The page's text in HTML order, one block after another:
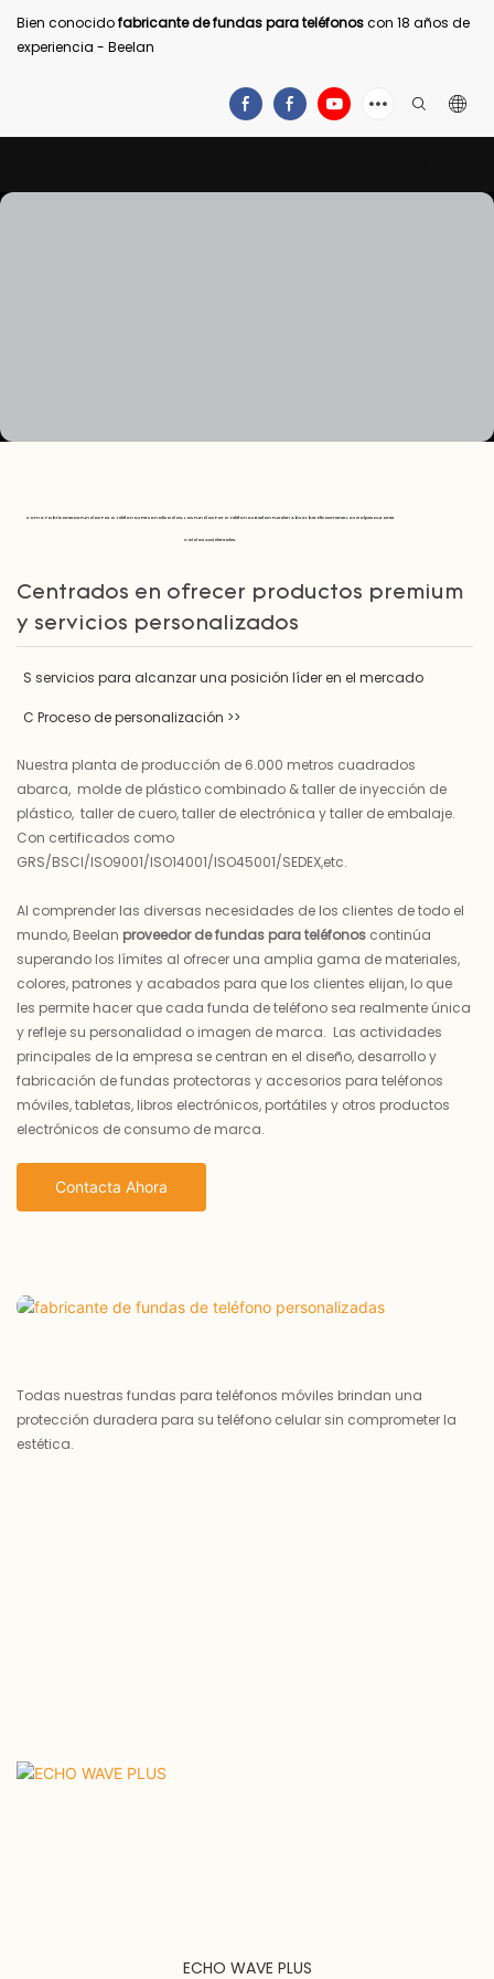
Bien conocidofabricante de fundas para teléfonoscon 18 años de
experiencia - Beelan
Como Fabricante De Fundas Para Teléfonos Personalizadas, Las Fundas Para Teléfonos Beelan Pueden Absorber Eficazmente Los Golpes Durante
Caídas Accidentales.
Centrados en ofrecer productos premium
y servicios personalizados
S servicios para alcanzar una posición líder en el mercado
C Proceso de personalización >>
Nuestra planta de producción de 6.000 metros cuadrados
abarca, molde de plástico combinado & taller de inyección de
plástico, taller de cuero, taller de electrónica y taller de embalaje.
Con certificados como
GRS/BSCI/ISO9001/ISO14001/ISO45001/SEDEX,etc.
Al comprender las diversas necesidades de los clientes de todo el
mundo, Beelan proveedor de fundas para teléfonos continúa
superando los límites al ofrecer una amplia gama de materiales,
colores, patrones y acabados para que los clientes elijan, lo que
les permite hacer que cada funda de teléfono sea realmente única
y refleje su personalidad o imagen de marca. Las actividades
principales de la empresa se centran en el diseño, desarrollo y
fabricación de fundas protectoras y accesorios para teléfonos
móviles, tabletas, libros electrónicos, portátiles y otros productos
electrónicos de consumo de marca.
Contacta Ahora
Todas nuestras fundas para teléfonos móviles brindan una
protección duradera para su teléfono celular sin comprometer la
estética.
ECHO WAVE PLUS